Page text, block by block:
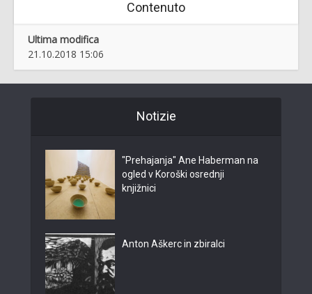
Contenuto
Ultima modifica
21.10.2018 15:06
Notizie
"Prehajanja" Ane Haberman na
ogled v Koroški osrednji
knjižnici
Anton Aškerc in zbiralci